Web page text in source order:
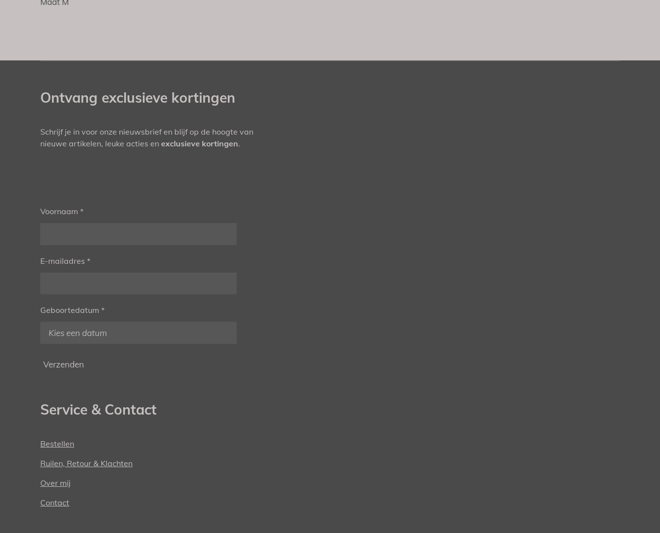
Ontvang exclusieve kortingen
Schrijf je in voor onze nieuwsbrief en blijf op de hoogte van
nieuwe artikelen, leuke acties en exclusieve kortingen.
Voornaam *
E-mailadres *
Geboortedatum *
Verzenden
Service & Contact
Bestellen
Ruilen, Retour & Klachten
Over mij
Contact